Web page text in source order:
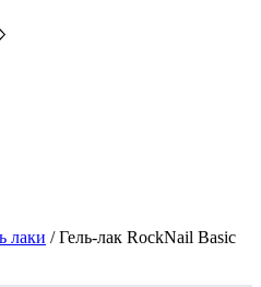
лаки /Гель-лак RockNail Basic